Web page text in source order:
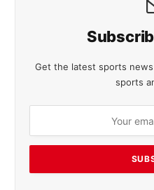
Get the latest sports
sports